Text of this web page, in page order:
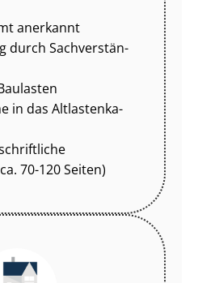
anerkannt
durch Sach­ver­stän­
in das Alt­las­ten­ka­
70-120 Seiten)